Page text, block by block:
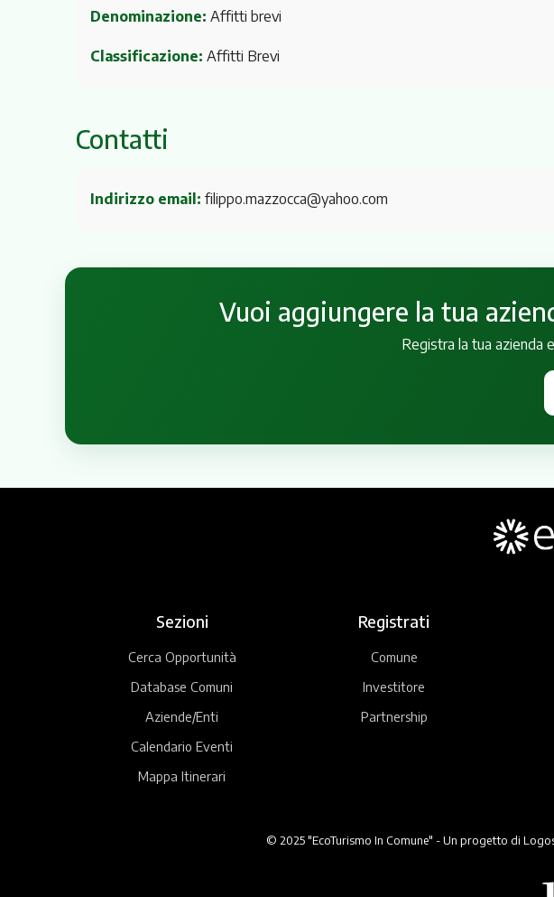
Denominazione: Affitti brevi
Classificazione: Affitti Brevi
Contatti
Indirizzo email: filippo.mazzocca@yahoo.com
Vuoi aggiungere la tua
Registra la tua azienda
Sezioni
Cerca Opportunità
Database Comuni
Aziende/Enti
Calendario Eventi
Mappa Itinerari
Registrati
Comune
Investitore
Partnership
© 2025 "EcoTurismo In Comune" - Un progetto di